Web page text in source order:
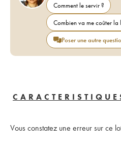
Comment le servir ?
Combien va me coûter la
Poser une autre
Vous constatez une erreur sur ce